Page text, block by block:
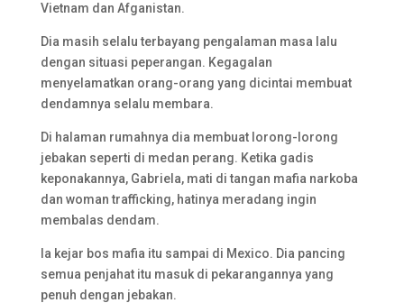
Vietnam dan Afganistan.
Dia masih selalu terbayang pengalaman masa lalu
dengan situasi peperangan. Kegagalan
menyelamatkan orang-orang yang dicintai membuat
dendamnya selalu membara.
Di halaman rumahnya dia membuat lorong-lorong
jebakan seperti di medan perang. Ketika gadis
keponakannya, Gabriela, mati di tangan mafia narkoba
dan woman trafficking, hatinya meradang ingin
membalas dendam.
Ia kejar bos mafia itu sampai di Mexico. Dia pancing
semua penjahat itu masuk di pekarangannya yang
penuh dengan jebakan.